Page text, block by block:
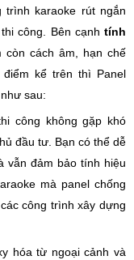
trình karaoke rút ngắn
công. Bên cạnh tính
còn cách âm, hạn chế
kể trên thì Panel
sau:
công không gặp khó
đầu tư. Bạn có thể dễ
vẫn đảm bảo tính hiệu
mà panel chống
công trình xây dựng
hóa từ ngoại cảnh và